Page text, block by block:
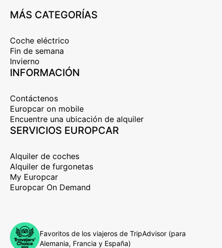
MÁS CATEGORÍAS
Coche eléctrico
Fin de semana
Invierno
INFORMACIÓN
Contáctenos
Europcar on mobile
Encuentre una ubicación de alquiler
SERVICIOS EUROPCAR
Alquiler de coches
Alquiler de furgonetas
My Europcar
Europcar On Demand
Favoritos de los viajeros de TripAdvisor (para
Alemania, Francia y España)